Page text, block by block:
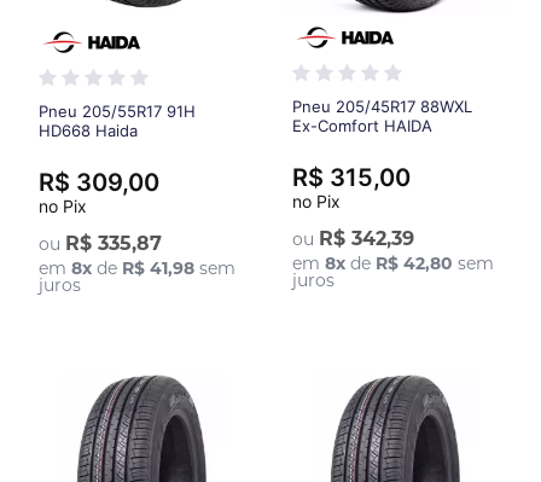
Pneu 205/55R17 91H
HD668 Haida
ou R$ 335,87
em8x de R$ 41,98 sem
juros
R$ 309,00
no Pix
Pneu 205/45R17 88WXL
Ex-Comfort HAIDA
ou R$ 342,39
em 8xde R$ 42,80 sem
juros
R$ 315,00
no Pix